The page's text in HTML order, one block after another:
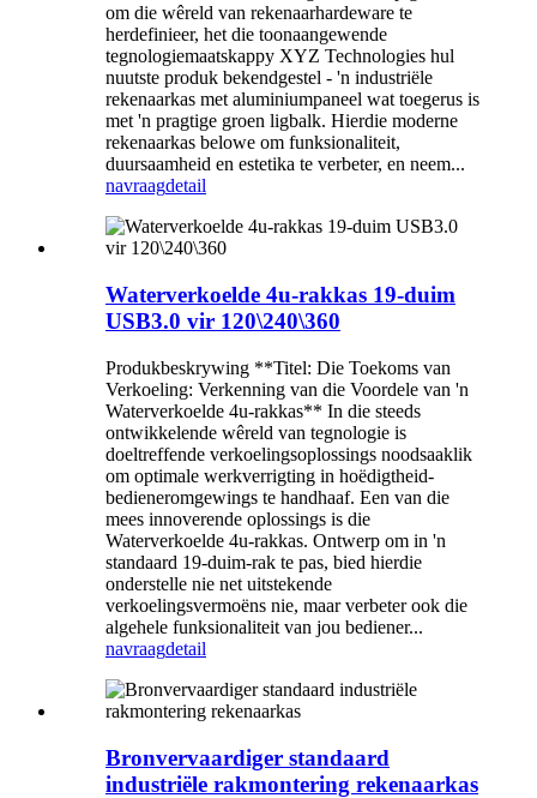
om die wêreld van rekenaarhardeware te
herdefinieer, het die toonaangewende
tegnologiemaatskappy XYZ Technologies hul
nuutste produk bekendgestel - 'n industriële
rekenaarkas met aluminiumpaneel wat toegerus is
met 'n pragtige groen ligbalk. Hierdie moderne
rekenaarkas belowe om funksionaliteit,
duursaamheid en estetika te verbeter, en neem...
navraagdetail
Waterverkoelde 4u-rakkas 19-duim
USB3.0 vir 120\240\360
Produkbeskrywing **Titel: Die Toekoms van
Verkoeling: Verkenning van die Voordele van 'n
Waterverkoelde 4u-rakkas** In die steeds
ontwikkelende wêreld van tegnologie is
doeltreffende verkoelingsoplossings noodsaaklik
om optimale werkverrigting in hoëdigtheid-
bedieneromgewings te handhaaf. Een van die
mees innoverende oplossings is die
Waterverkoelde 4u-rakkas. Ontwerp om in 'n
standaard 19-duim-rak te pas, bied hierdie
onderstelle nie net uitstekende
verkoelingsvermoëns nie, maar verbeter ook die
algehele funksionaliteit van jou bediener...
navraagdetail
Bronvervaardiger standaard
industriële rakmontering rekenaarkas